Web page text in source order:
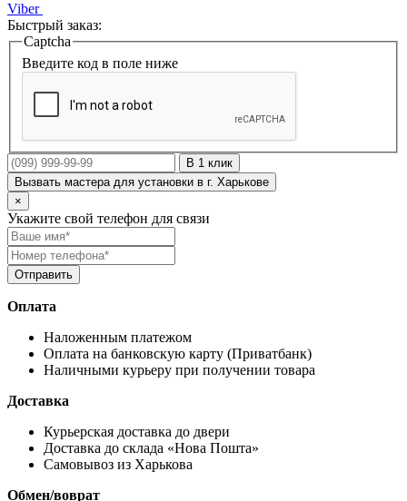
Viber
Быстрый заказ:
Captcha
Введите код в поле ниже
В 1 клик
Вызвать мастера для установки в г. Харькове
×
Укажите свой телефон для связи
Оплата
Наложенным платежом
Оплата на банковскую карту (Приватбанк)
Наличными курьеру при получении товара
Доставка
Курьерская доставка до двери
Доставка до склада «Нова Пошта»
Самовывоз из Харькова
Обмен/воврат